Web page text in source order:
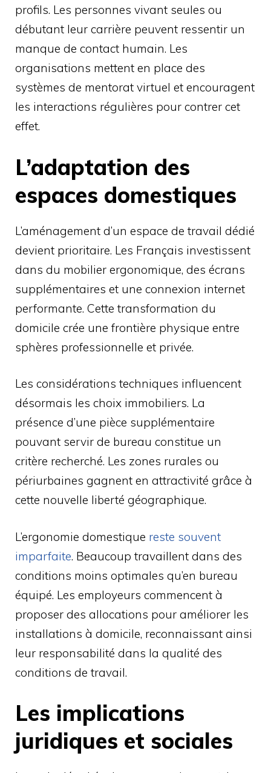
profils. Les personnes vivant seules ou
débutant leur carrière peuvent ressentir un
manque de contact humain. Les
organisations mettent en place des
systèmes de mentorat virtuel et encouragent
les interactions régulières pour contrer cet
effet.
L’adaptation des
espaces domestiques
L’aménagement d’un espace de travail dédié
devient prioritaire. Les Français investissent
dans du mobilier ergonomique, des écrans
supplémentaires et une connexion internet
performante. Cette transformation du
domicile crée une frontière physique entre
sphères professionnelle et privée.
Les considérations techniques influencent
désormais les choix immobiliers. La
présence d’une pièce supplémentaire
pouvant servir de bureau constitue un
critère recherché. Les zones rurales ou
périurbaines gagnent en attractivité grâce à
cette nouvelle liberté géographique.
L’ergonomie domestique reste souvent
imparfaite. Beaucoup travaillent dans des
conditions moins optimales qu’en bureau
équipé. Les employeurs commencent à
proposer des allocations pour améliorer les
installations à domicile, reconnaissant ainsi
leur responsabilité dans la qualité des
conditions de travail.
Les implications
juridiques et sociales